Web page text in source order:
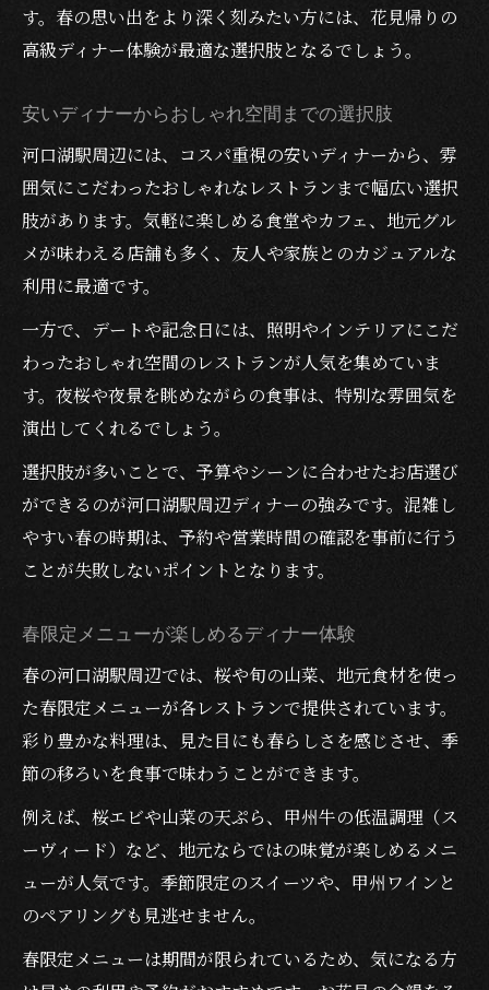
す。春の思い出をより深く刻みたい方には、花見帰りの
高級ディナー体験が最適な選択肢となるでしょう。
安いディナーからおしゃれ空間までの選択肢
河口湖駅周辺には、コスパ重視の安いディナーから、雰
囲気にこだわったおしゃれなレストランまで幅広い選択
肢があります。気軽に楽しめる食堂やカフェ、地元グル
メが味わえる店舗も多く、友人や家族とのカジュアルな
利用に最適です。
一方で、デートや記念日には、照明やインテリアにこだ
わったおしゃれ空間のレストランが人気を集めていま
す。夜桜や夜景を眺めながらの食事は、特別な雰囲気を
演出してくれるでしょう。
選択肢が多いことで、予算やシーンに合わせたお店選び
ができるのが河口湖駅周辺ディナーの強みです。混雑し
やすい春の時期は、予約や営業時間の確認を事前に行う
ことが失敗しないポイントとなります。
春限定メニューが楽しめるディナー体験
春の河口湖駅周辺では、桜や旬の山菜、地元食材を使っ
た春限定メニューが各レストランで提供されています。
彩り豊かな料理は、見た目にも春らしさを感じさせ、季
節の移ろいを食事で味わうことができます。
例えば、桜エビや山菜の天ぷら、甲州牛の低温調理（ス
ーヴィード）など、地元ならではの味覚が楽しめるメニ
ューが人気です。季節限定のスイーツや、甲州ワインと
のペアリングも見逃せません。
春限定メニューは期間が限られているため、気になる方